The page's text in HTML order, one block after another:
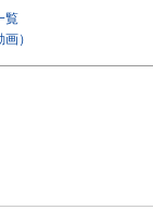
覧
）